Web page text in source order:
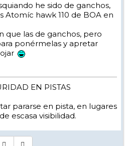
he sido de ganchos,
Atomíc hawk 110 de BOA en
que las de ganchos, pero
ponérmelas y apretar
EN PISTAS
pararse en pista, en lugares
escasa visibilidad.